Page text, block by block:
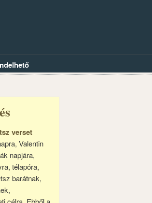
verset
Valentin
napjára,
télapóra,
barátnak,